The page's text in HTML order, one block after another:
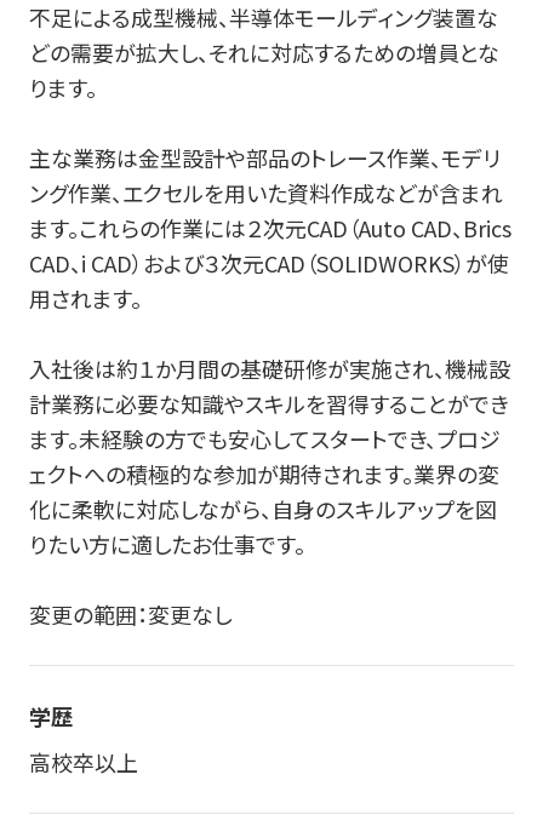
不足による成型機械、半導体モールディング装置な
どの需要が拡大し、それに対応するための増員とな
ります。
主な業務は金型設計や部品のトレース作業、モデリ
ング作業、エクセルを用いた資料作成などが含まれ
ます。これらの作業には２次元CAD（Auto CAD、Brics
CAD、i CAD）および３次元CAD（SOLIDWORKS）が使
用されます。
入社後は約１か月間の基礎研修が実施され、機械設
計業務に必要な知識やスキルを習得することができ
ます。未経験の方でも安心してスタートでき、プロジ
ェクトへの積極的な参加が期待されます。業界の変
化に柔軟に対応しながら、自身のスキルアップを図
りたい方に適したお仕事です。
変更の範囲：変更なし
学歴
高校卒以上